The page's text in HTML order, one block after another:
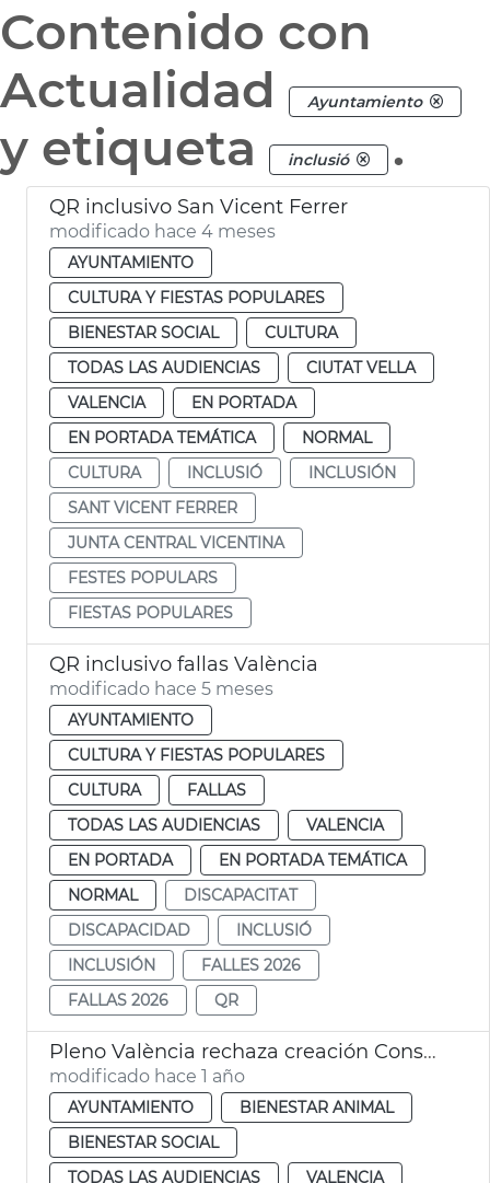
Contenido con
Actualidad
Ayuntamiento
y etiqueta inclusió .
QR inclusivo San Vicent Ferrer
modificado hace 4 meses
AYUNTAMIENTO
CULTURA Y FIESTAS POPULARES
BIENESTAR SOCIAL
CULTURA
TODAS LAS AUDIENCIAS
CIUTAT VELLA
VALENCIA
EN PORTADA
EN PORTADA TEMÁTICA
NORMAL
CULTURA
INCLUSIÓ
INCLUSIÓN
SANT VICENT FERRER
JUNTA CENTRAL VICENTINA
FESTES POPULARS
FIESTAS POPULARES
QR inclusivo fallas València
modificado hace 5 meses
AYUNTAMIENTO
CULTURA Y FIESTAS POPULARES
CULTURA
FALLAS
TODAS LAS AUDIENCIAS
VALENCIA
EN PORTADA
EN PORTADA TEMÁTICA
NORMAL
DISCAPACITAT
DISCAPACIDAD
INCLUSIÓ
INCLUSIÓN
FALLES 2026
FALLAS 2026
QR
Pleno València rechaza creación Consejo Local de Inclusión y Derechos Sociales
modificado hace 1 año
AYUNTAMIENTO
BIENESTAR ANIMAL
BIENESTAR SOCIAL
TODAS LAS AUDIENCIAS
VALENCIA